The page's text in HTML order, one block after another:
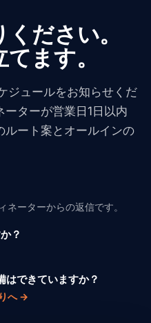
ださい。
ます。
ジュールをお知らせくだ
ターが営業日1日以内
ルート案とオールインの
ネーターからの返信です。
？
はできていますか？
へ →